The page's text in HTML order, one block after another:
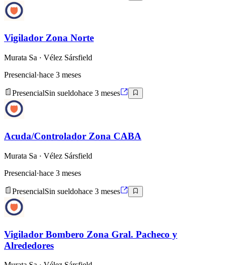
Vigilador Zona Norte
Murata Sa · Vélez Sársfield
Presencial·hace 3 meses
PresencialSin sueldohace 3 meses
Acuda/Controlador Zona CABA
Murata Sa · Vélez Sársfield
Presencial·hace 3 meses
PresencialSin sueldohace 3 meses
Vigilador Bombero Zona Gral. Pacheco y
Alrededores